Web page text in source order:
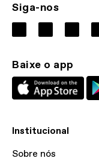
Siga-nos
Baixe o app
Institucional
Sobre nós